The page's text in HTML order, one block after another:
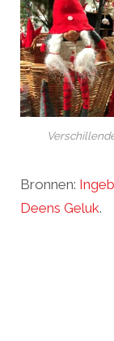
Bronnen:
Deens Geluk.